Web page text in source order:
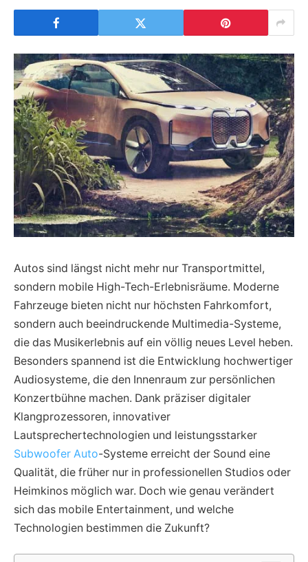
Autos sind längst nicht mehr nur Transportmittel,
sondern mobile High-Tech-Erlebnisräume. Moderne
Fahrzeuge bieten nicht nur höchsten Fahrkomfort,
sondern auch beeindruckende Multimedia-Systeme,
die das Musikerlebnis auf ein völlig neues Level heben.
Besonders spannend ist die Entwicklung hochwertiger
Audiosysteme, die den Innenraum zur persönlichen
Konzertbühne machen. Dank präziser digitaler
Klangprozessoren, innovativer
Lautsprechertechnologien und leistungsstarker
Subwoofer Auto-Systeme erreicht der Sound eine
Qualität, die früher nur in professionellen Studios oder
Heimkinos möglich war. Doch wie genau verändert
sich das mobile Entertainment, und welche
Technologien bestimmen die Zukunft?